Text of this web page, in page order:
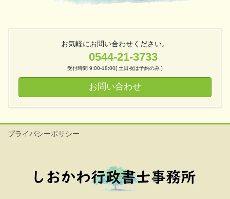
お気軽にお問い合わせください。
0544-21-3733
受付時間 9:00-18:00[ 土日祝は予約のみ ]
お問い合わせ
プライバシーポリシー